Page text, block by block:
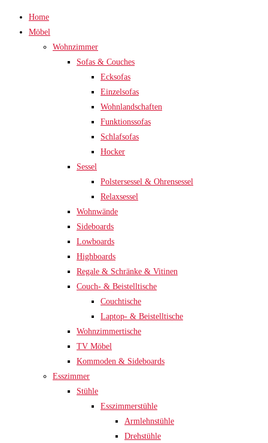
Home
Möbel
Wohnzimmer
Sofas & Couches
Ecksofas
Einzelsofas
Wohnlandschaften
Funktionssofas
Schlafsofas
Hocker
Sessel
Polstersessel & Ohrensessel
Relaxsessel
Wohnwände
Sideboards
Lowboards
Highboards
Regale & Schränke & Vitinen
Couch- & Beistelltische
Couchtische
Laptop- & Beistelltische
Wohnzimmertische
TV Möbel
Kommoden & Sideboards
Esszimmer
Stühle
Esszimmerstühle
Armlehnstühle
Drehstühle